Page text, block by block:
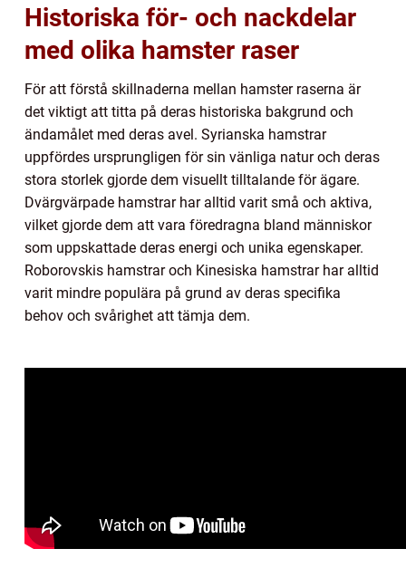
Historiska för- och nackdelar
med olika hamster raser
För att förstå skillnaderna mellan hamster raserna är
det viktigt att titta på deras historiska bakgrund och
ändamålet med deras avel. Syrianska hamstrar
uppfördes ursprungligen för sin vänliga natur och deras
stora storlek gjorde dem visuellt tilltalande för ägare.
Dvärgvärpade hamstrar har alltid varit små och aktiva,
vilket gjorde dem att vara föredragna bland människor
som uppskattade deras energi och unika egenskaper.
Roborovskis hamstrar och Kinesiska hamstrar har alltid
varit mindre populära på grund av deras specifika
behov och svårighet att tämja dem.